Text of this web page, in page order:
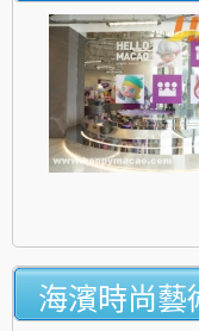
海濱時尚藝